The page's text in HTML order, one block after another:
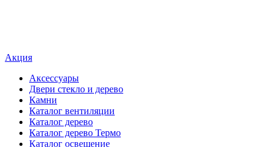
Акция
Аксессуары
Двери стекло и дерево
Камни
Каталог вентиляции
Каталог дерево
Каталог дерево Термо
Каталог освещение